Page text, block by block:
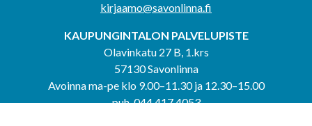
kirjaamo@savonlinna.fi
KAUPUNGINTALON PALVELUPISTE
Olavinkatu 27 B, 1.krs
57130 Savonlinna
Avoinna ma-pe klo 9.00–11.30 ja 12.30–15.00
puh. 044 417 4053